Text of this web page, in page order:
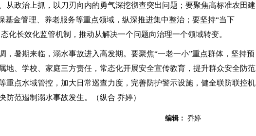
从政治上抓，以刀刃向内的勇气深挖彻查突出问题；要聚焦高标准农田建
基金管理、养老服务等重点领域，纵深推进集中整治；要坚持“当下
化长效化监管机制，推动从解决一个问题向治理一个领域转变。
暑期来临，溺水事故进入高发期。要聚焦“一老一小”重点群体，坚持预
地、学校、家庭三方责任，常态化开展安全宣传教育，提升群众安全防范
重点水域管控，加大日常巡查力度，完善防护警示设施，健全联防联控机
防范遏制溺水事故发生。（纵合 乔婷）
编辑： 乔婷